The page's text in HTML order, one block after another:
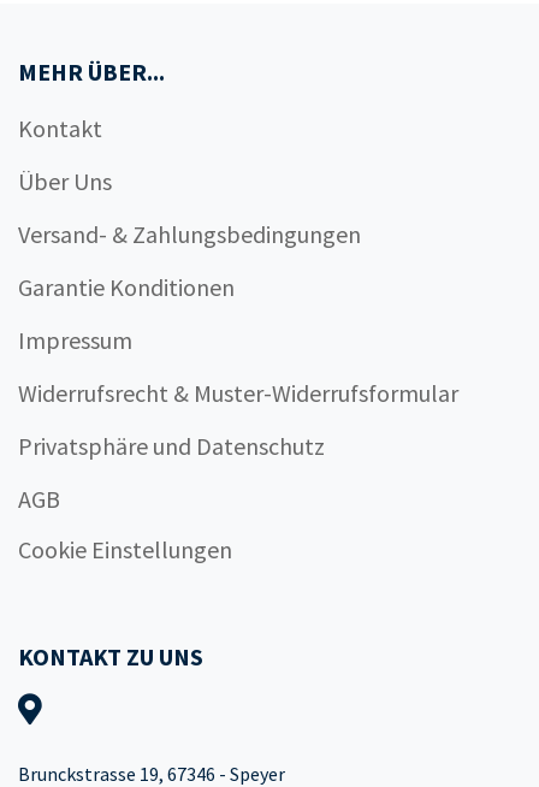
MEHR ÜBER...
Kontakt
Über Uns
Versand- & Zahlungsbedingungen
Garantie Konditionen
Impressum
Widerrufsrecht & Muster-Widerrufsformular
Privatsphäre und Datenschutz
AGB
Cookie Einstellungen
KONTAKT ZU UNS
Brunckstrasse 19, 67346 - Speyer